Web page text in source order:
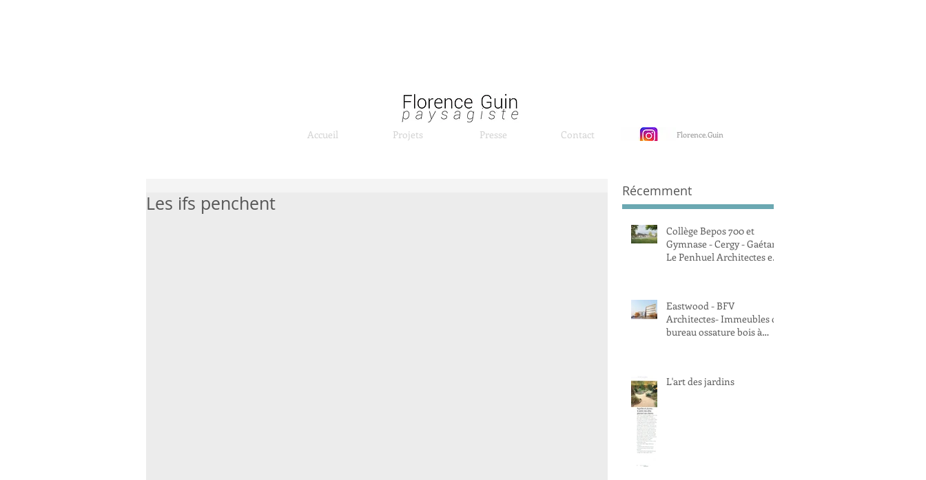
Accueil Projets Presse Contact Florence.Guin
Les ifs penchent
Récemment
Collège Bepos 700 et
Gymnase - Cergy - Gaétan
Le Penhuel Architectes et
Eastwood - BFV
Architectes- Immeubles de
bureau ossature bois à
L'art des jardins